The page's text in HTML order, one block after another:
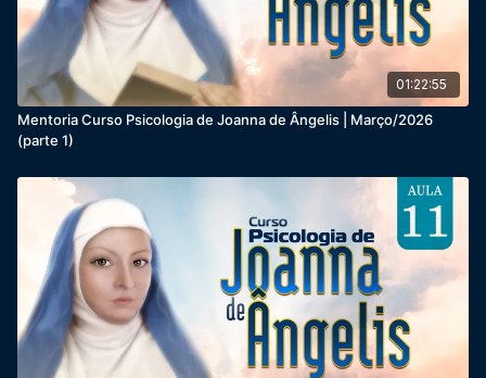
01:22:55
Mentoria Curso Psicologia de Joanna de Ângelis | Março/2026
(parte 1)